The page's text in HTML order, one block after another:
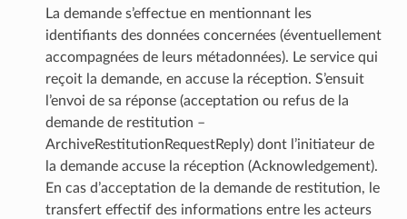
La demande s’effectue en mentionnant les
identifiants des données concernées (éventuellement
accompagnées de leurs métadonnées). Le service qui
reçoit la demande, en accuse la réception. S’ensuit
l’envoi de sa réponse (acceptation ou refus de la
demande de restitution –
ArchiveRestitutionRequestReply) dont l’initiateur de
la demande accuse la réception (Acknowledgement).
En cas d’acceptation de la demande de restitution, le
transfert effectif des informations entre les acteurs